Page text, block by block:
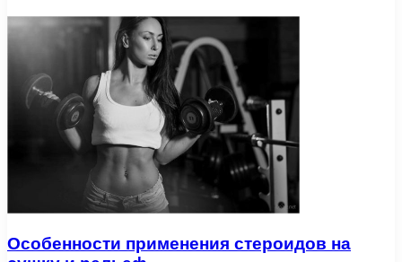
Особенности применения стероидов на